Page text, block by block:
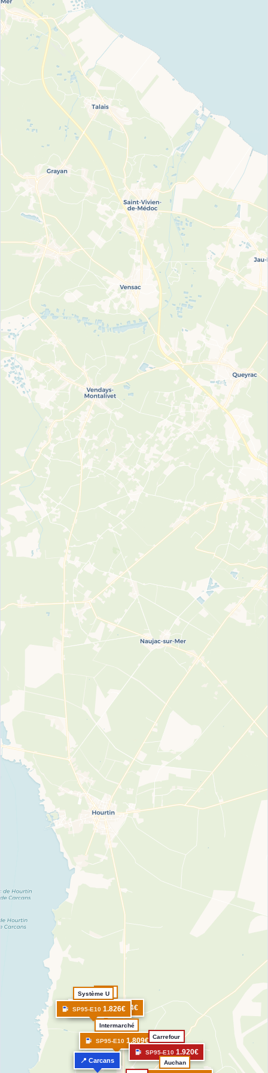
📍 Carcans
Intermarché
SP95-E101.809€
Esso
SP95-E101.814€
Auchan
Système U
SP95-E101.826€
Carrefour
SP95-E101.920€